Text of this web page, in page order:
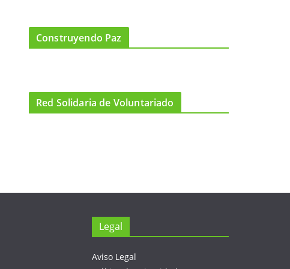
Construyendo Paz
Red Solidaria de Voluntariado
Legal
Aviso Legal